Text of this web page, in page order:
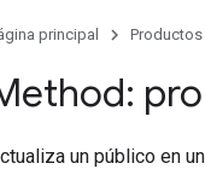
principal Productos
un público en